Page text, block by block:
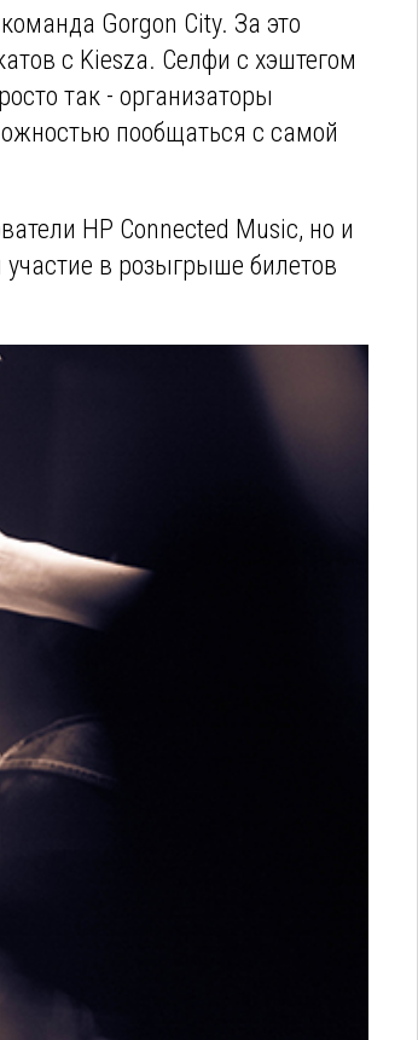
Gorgon City. За это
с Kiesza. Селфи с хэштегом
так - организаторы
пообщаться с самой
HP Connected Music, но и
в розыгрыше билетов